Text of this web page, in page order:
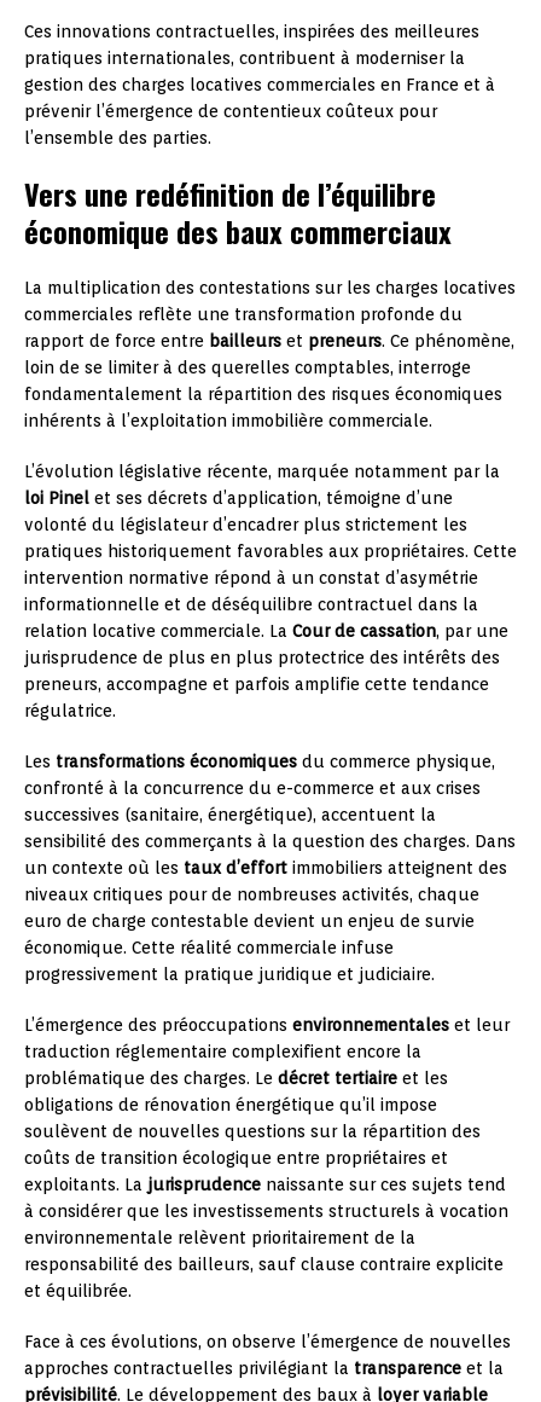
Ces innovations contractuelles, inspirées des meilleures
pratiques internationales, contribuent à moderniser la
gestion des charges locatives commerciales en France et à
prévenir l’émergence de contentieux coûteux pour
l’ensemble des parties.
Vers une redéfinition de l’équilibre
économique des baux commerciaux
La multiplication des contestations sur les charges locatives
commerciales reflète une transformation profonde du
rapport de force entre bailleurs et preneurs. Ce phénomène,
loin de se limiter à des querelles comptables, interroge
fondamentalement la répartition des risques économiques
inhérents à l’exploitation immobilière commerciale.
L’évolution législative récente, marquée notamment par la
loi Pinel et ses décrets d’application, témoigne d’une
volonté du législateur d’encadrer plus strictement les
pratiques historiquement favorables aux propriétaires. Cette
intervention normative répond à un constat d’asymétrie
informationnelle et de déséquilibre contractuel dans la
relation locative commerciale. La Cour de cassation, par une
jurisprudence de plus en plus protectrice des intérêts des
preneurs, accompagne et parfois amplifie cette tendance
régulatrice.
Les transformations économiques du commerce physique,
confronté à la concurrence du e-commerce et aux crises
successives (sanitaire, énergétique), accentuent la
sensibilité des commerçants à la question des charges. Dans
un contexte où les taux d’effort immobiliers atteignent des
niveaux critiques pour de nombreuses activités, chaque
euro de charge contestable devient un enjeu de survie
économique. Cette réalité commerciale infuse
progressivement la pratique juridique et judiciaire.
L’émergence des préoccupations environnementales et leur
traduction réglementaire complexifient encore la
problématique des charges. Le décret tertiaire et les
obligations de rénovation énergétique qu’il impose
soulèvent de nouvelles questions sur la répartition des
coûts de transition écologique entre propriétaires et
exploitants. La jurisprudence naissante sur ces sujets tend
à considérer que les investissements structurels à vocation
environnementale relèvent prioritairement de la
responsabilité des bailleurs, sauf clause contraire explicite
et équilibrée.
Face à ces évolutions, on observe l’émergence de nouvelles
approches contractuelles privilégiant la transparence et la
prévisibilité. Le développement des baux à loyer variable